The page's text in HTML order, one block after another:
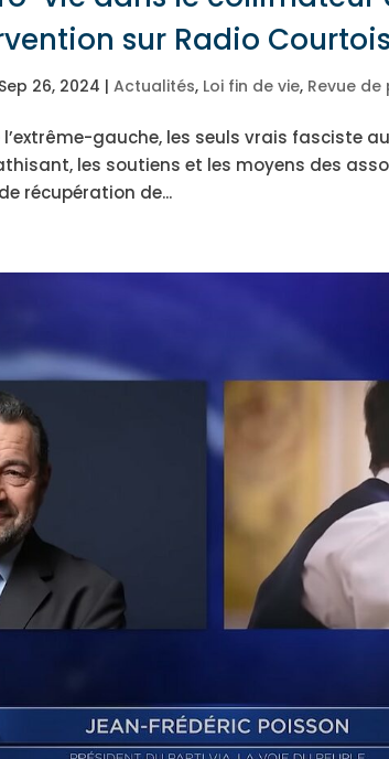
sur Radio
Sep 26, 2024 |Actualités, Loi fin de vie, Revue de
gauche, les seuls vrais fasciste
les soutiens et les moyens des
récupération de...